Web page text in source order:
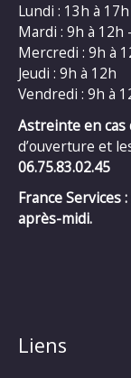
Lundi : 13h à 17h
Mardi : 9h à 12h
Mercredi : 9h à
Jeudi : 9h à 12h
Vendredi : 9h à
Astreinte en cas
d’ouverture et
06.75.83.02.45
France Services
après-midi.
Liens